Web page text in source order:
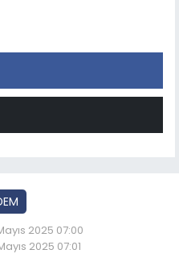
2025 07:00
2025 07:01